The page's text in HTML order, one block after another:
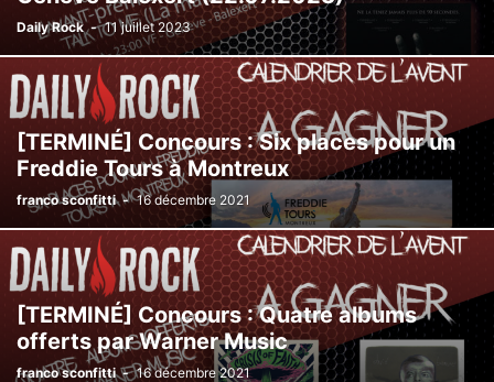
Daily Rock - 11 juillet 2023
[TERMINÉ] Concours : Six places pour un
Freddie Tours à Montreux
franco sconfitti - 16 décembre 2021
[TERMINÉ] Concours : Quatre albums
offerts par Warner Music
franco sconfitti - 16 décembre 2021